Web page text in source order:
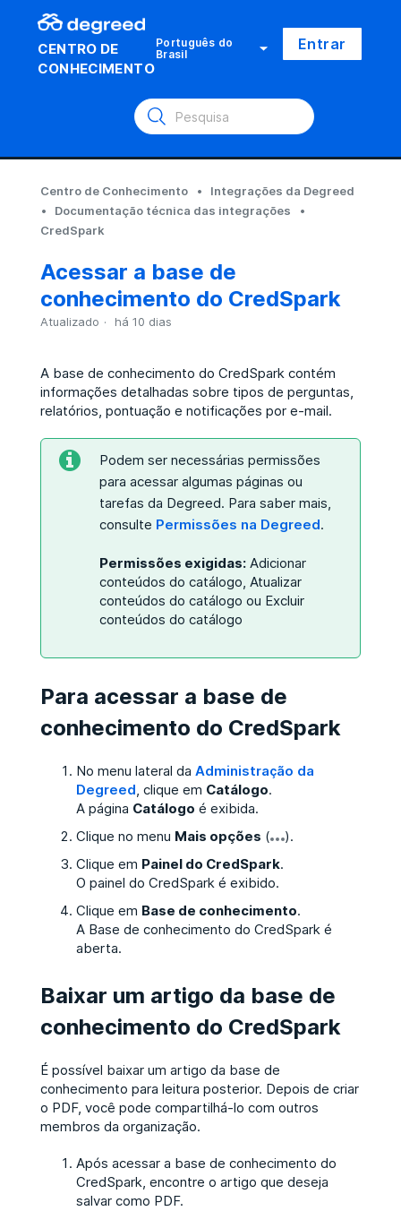
CENTRO DE
CONHECIMENTO
Português do
Brasil Entrar
Centro de Conhecimento
Integrações da Degreed
Documentação técnica das integrações
CredSpark
Acessar a base de
conhecimento do CredSpark
Atualizado há 10 dias
A base de conhecimento do CredSpark contém
informações detalhadas sobre tipos de perguntas,
relatórios, pontuação e notificações por e-mail.
Podem ser necessárias permissões
para acessar algumas páginas ou
tarefas da Degreed. Para saber mais,
consulte Permissões na Degreed.
Permissões exigidas:Adicionar
conteúdos do catálogo, Atualizar
conteúdos do catálogo ou Excluir
conteúdos do catálogo
Para acessar a base de
conhecimento do CredSpark
No menu lateral da Administração da
Degreed, clique em Catálogo.
A página Catálogo é exibida.
Clique no menu Mais opções (
).
Clique em Painel do CredSpark.
O painel do CredSpark é exibido.
Clique em Base de conhecimento.
A Base de conhecimento do CredSpark é
aberta.
Baixar um artigo da base de
conhecimento do CredSpark
É possível baixar um artigo da base de
conhecimento para leitura posterior. Depois de criar
o PDF, você pode compartilhá-lo com outros
membros da organização.
Após acessar a base de conhecimento do
CredSpark, encontre o artigo que deseja
salvar como PDF.